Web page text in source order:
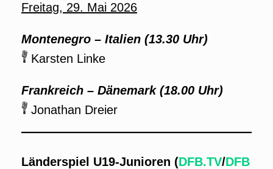
Freitag, 29. Mai 2026
Montenegro – Italien (13.30 Uhr)
Karsten Linke
Frankreich – Dänemark (18.00 Uhr)
Jonathan Dreier
Länderspiel U19-Junioren (DFB.TV/DFB